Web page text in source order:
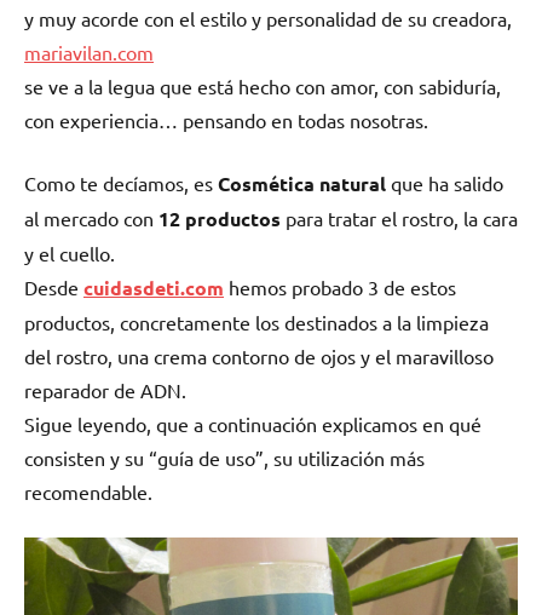
y muy acorde con el estilo y personalidad de su creadora,
mariavilan.com
se ve a la legua que está hecho con amor, con sabiduría,
con experiencia… pensando en todas nosotras.
Como te decíamos, es Cosmética natural que ha salido
al mercado con 12 productos para tratar el rostro, la cara
y el cuello.
Desde cuidasdeti.com hemos probado 3 de estos
productos, concretamente los destinados a la limpieza
del rostro, una crema contorno de ojos y el maravilloso
reparador de ADN.
Sigue leyendo, que a continuación explicamos en qué
consisten y su “guía de uso”, su utilización más
recomendable.